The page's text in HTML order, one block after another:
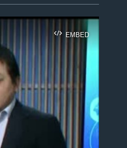
EMBED